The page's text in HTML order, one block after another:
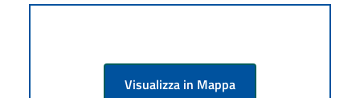
Visualizza in Mappa